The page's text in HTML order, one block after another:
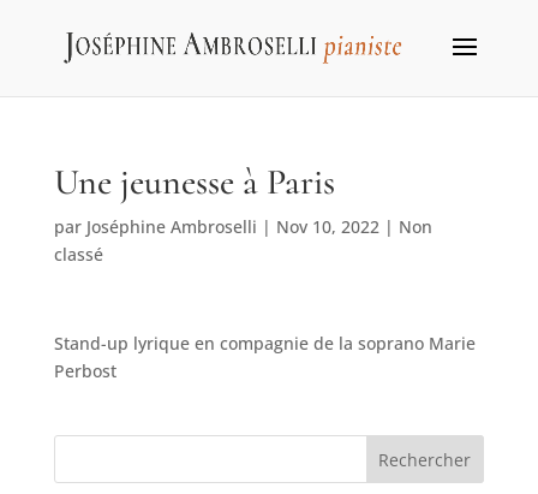
Une jeunesse à Paris
par Joséphine Ambroselli | Nov 10, 2022| Non
classé
Stand-up lyrique en compagnie de la soprano Marie
Perbost